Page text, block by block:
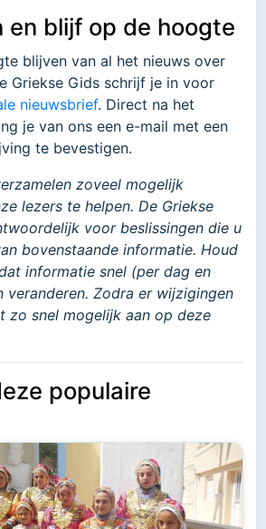
en blijf op de hoogte
blijven van al het nieuws over
Griekse Gids schrijf je in voor
nieuwsbrief. Direct na het
je van ons een e-mail met een
te bevestigen.
zoveel mogelijk
lezers te helpen. De Griekse
voor beslissingen die u
bovenstaande informatie. Houd
informatie snel (per dag en
veranderen. Zodra er wijzigingen
zo snel mogelijk aan op deze
populaire